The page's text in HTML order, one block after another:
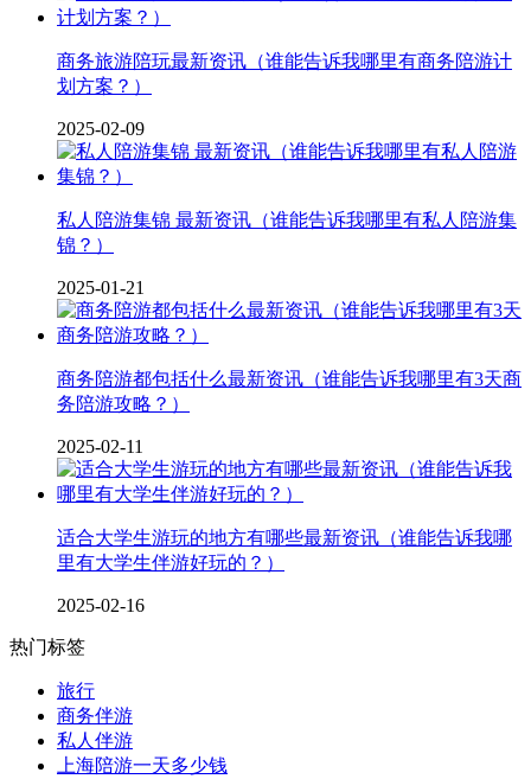
商务旅游陪玩最新资讯（谁能告诉我哪里有商务陪游计
划方案？）
2025-02-09
私人陪游集锦 最新资讯（谁能告诉我哪里有私人陪游集
锦？）
2025-01-21
商务陪游都包括什么最新资讯（谁能告诉我哪里有3天商
务陪游攻略？）
2025-02-11
适合大学生游玩的地方有哪些最新资讯（谁能告诉我哪
里有大学生伴游好玩的？）
2025-02-16
热门标签
旅行
商务伴游
私人伴游
上海陪游一天多少钱